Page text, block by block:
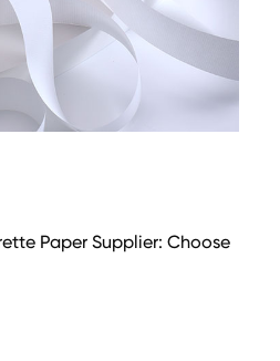
Paper Supplier: Choose